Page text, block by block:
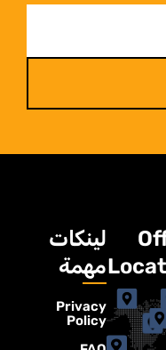
لينكات
مهمة
Privacy
Policy